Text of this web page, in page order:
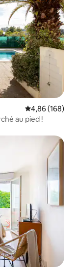
Évaluation
4,86 (168)
au pied !